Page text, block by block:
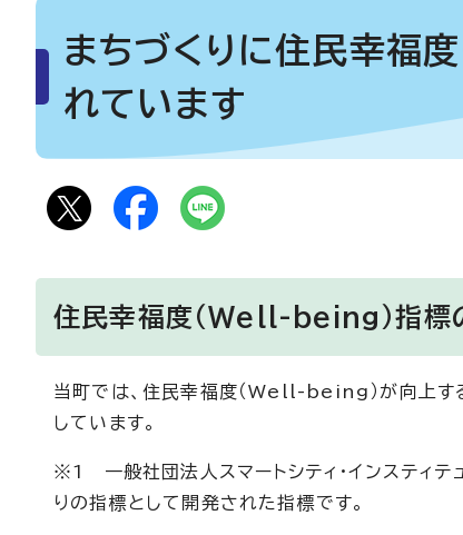
まちづくりに住民幸福
れています
住民幸福度（Well-being）指標
当町では、住民幸福度（Well-being）が向上す
しています。
※1 一般社団法人スマートシティ・インスティ
りの指標として開発された指標です。